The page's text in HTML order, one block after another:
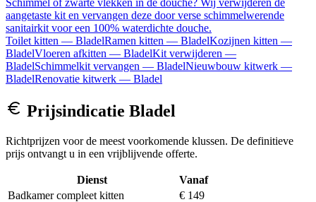
aangetaste kit en vervangen deze door verse schimmelwerende
sanitairkit voor een 100% waterdichte douche.
Toilet kitten — BladelRamen kitten — BladelKozijnen kitten —
BladelVloeren afkitten — BladelKit verwijderen —
BladelSchimmelkit vervangen — BladelNieuwbouw kitwerk —
BladelRenovatie kitwerk — Bladel
Prijsindicatie Bladel
Richtprijzen voor de meest voorkomende klussen. De definitieve
prijs ontvangt u in een vrijblijvende offerte.
Dienst
Vanaf
Badkamer compleet kitten
€ 149